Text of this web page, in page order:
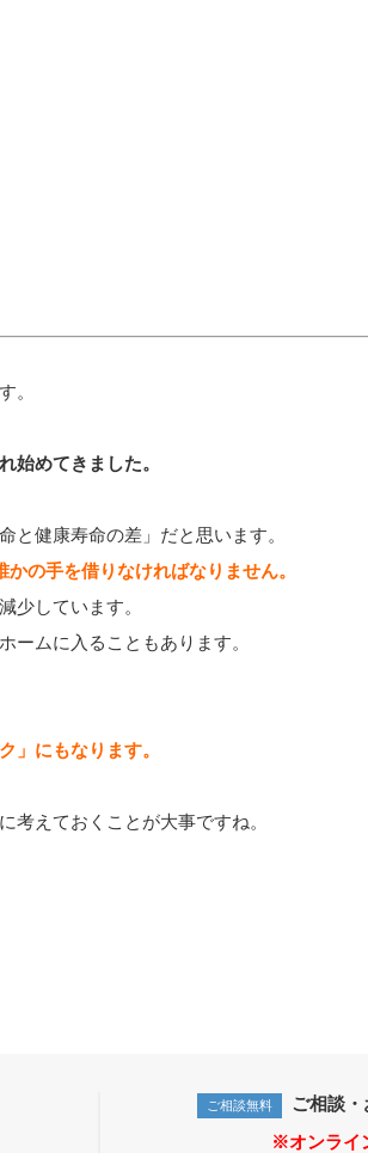
。
始めてきました。
と健康寿命の差」だと思います。
の手を借りなければなりません。
少しています。
ームに入ることもあります。
」にもなります。
考えておくことが大事ですね。
ご相談無料
ご相談
※オンライ